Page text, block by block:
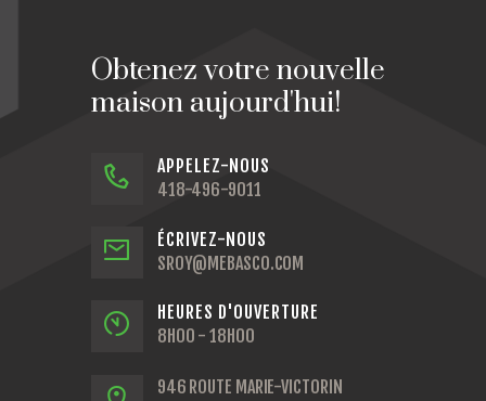
Obtenez votre nouvelle
maison aujourd'hui!
APPELEZ-NOUS
418-496-9011
ÉCRIVEZ-NOUS
SROY@MEBASCO.COM
HEURES D'OUVERTURE
8H00 - 18H00
946 ROUTE MARIE-VICTORIN